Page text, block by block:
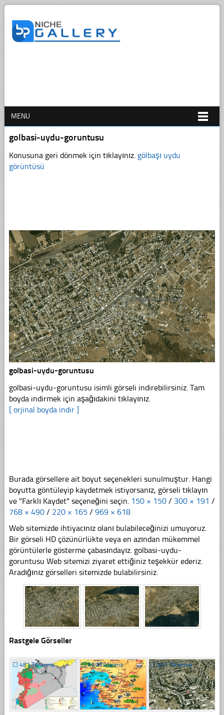
MENU
golbasi-uydu-goruntusu
Konusuna geri dönmek için tıklayınız. gölbaşı uydu
görüntüsü
golbasi-uydu-goruntusu
golbasi-uydu-goruntusu isimli görseli indirebilirsiniz. Tam
boyda indirmek için aşağıdakini tıklayınız.
[ orjinal boyda indir ]
Burada görsellere ait boyut seçenekleri sunulmuştur. Hangi
boyutta göntüleyip kaydetmek istiyorsanız, görseli tıklayın
ve "Farklı Kaydet" seçeneğini seçin. 150 × 150 / 300 × 191 /
768 × 490 / 220 × 165 / 969 × 618
Web sitemizde ihtiyacınız olanı bulabileceğinizi umuyoruz.
Bir görseli HD çözünürlükte veya en azından mükemmel
görüntülerle gösterme çabasındayız. golbasi-uydu-
goruntusu Web sitemizi ziyaret ettiğiniz teşekkür ederiz.
Aradığınız görselleri sitemizde bulabilirsiniz.
Rastgele Görseller
☐481 Tıklanma ☐559 Tıklanma ☐351 Tıklanma